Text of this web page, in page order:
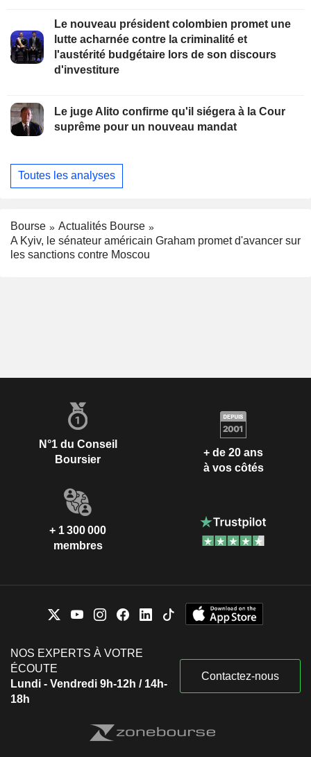
Le nouveau président colombien promet une
lutte acharnée contre la criminalité et
l'austérité budgétaire lors de son discours
d'investiture
Le juge Alito confirme qu'il siégera à la Cour
suprême pour un nouveau mandat
Toutes les analyses
Bourse
Actualités Bourse
A Kyiv, le sénateur américain Graham promet d'avancer sur
les sanctions contre Moscou
N°1 du Conseil
Boursier
+ de 20 ans
à vos côtés
+ 1 300 000
membres
NOS EXPERTS À VOTRE
ÉCOUTE
Lundi - Vendredi 9h-12h / 14h-
18h
Contactez-nous